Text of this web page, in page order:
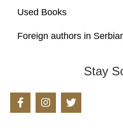
Used Books
Foreign authors in
Stay